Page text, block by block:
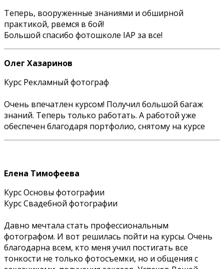
Теперь, вооруженные знаниями и обширной
практикой, рвемся в бой!
Большой спасибо фотошколе IAP за все!
Олег Хазаринов
Курс Рекламный фотограф
Очень впечатлен курсом! Получил большой багаж
знаний. Теперь только работать. А работой уже
обеспечен благодаря портфолио, снятому на курсе
Елена Тимофеева
Курс Основы фотографии
Курс Свадебной фотографии
Давно мечтала стать профессиональным
фотографом. И вот решилась пойти на курсы. Очень
благодарна всем, кто меня учил постигать все
тонкости не только фотосъемки, но и общения с